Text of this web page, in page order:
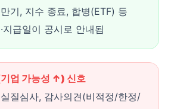
기, 지수 종료, 합병(ETF) 등
지급일이 공시로 안내됨
업 가능성 ↑) 신호
질심사, 감사의견(비적정/한정/